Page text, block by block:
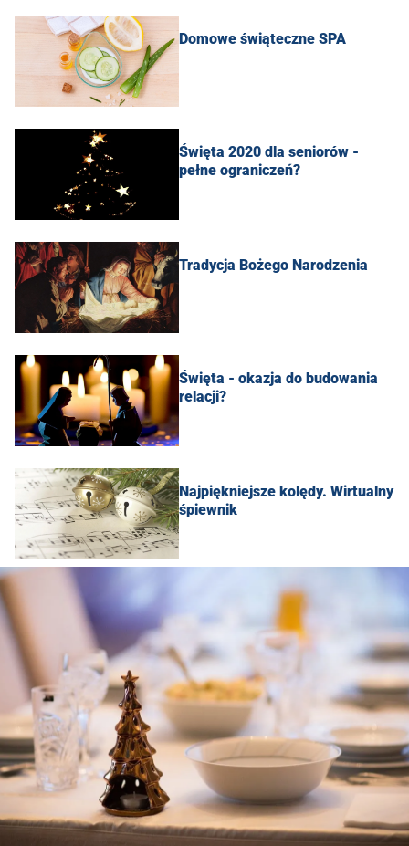
Domowe świąteczne SPA
Święta 2020 dla seniorów -
pełne ograniczeń?
Tradycja Bożego Narodzenia
Święta - okazja do budowania
relacji?
Najpiękniejsze kolędy. Wirtualny
śpiewnik